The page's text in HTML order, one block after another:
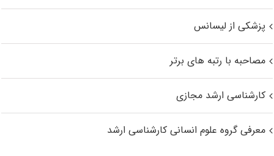
پزشکی از لیسانس
مصاحبه با رتبه های برتر
کارشناسی ارشد مجازی
معرفی گروه علوم انسانی کارشناسی ارشد